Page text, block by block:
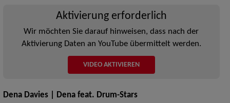
Aktivierung erforderlich
Wir möchten Sie darauf hinweisen, dass nach der
Aktivierung Daten an YouTube übermittelt werden.
VIDEO AKTIVIEREN
Dena Davies | Dena feat. Drum-Stars